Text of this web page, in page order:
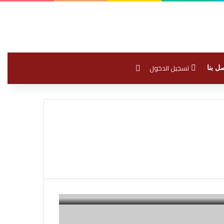
بنا تسجيل الدخول